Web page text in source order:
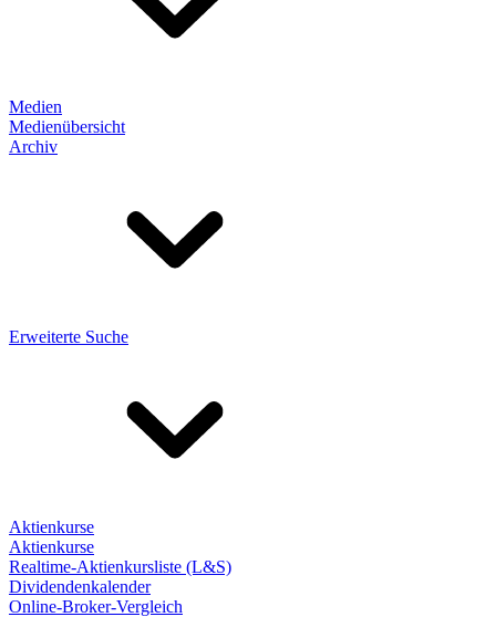
Medien
Medienübersicht
Archiv
Erweiterte Suche
Aktienkurse
Aktienkurse
Realtime-Aktienkursliste (L&S)
Dividendenkalender
Online-Broker-Vergleich